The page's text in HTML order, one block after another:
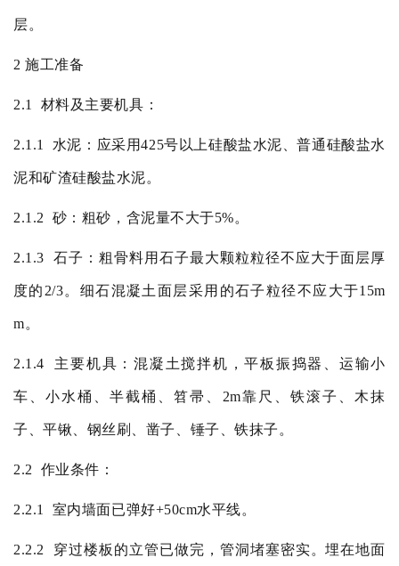
层。
2施工准备
2.1 材料及主要机具：
2.1.1 水泥：应采用425号以上硅酸盐水泥、普通硅酸盐水
泥和矿渣硅酸盐水泥。
2.1.2 砂：粗砂，含泥量不大于5%。
2.1.3 石子：粗骨料用石子最大颗粒粒径不应大于面层厚
度的 2/3。细石混凝土面层采用的石子粒径不应大于15m
m。
2.1.4 主要机具：混凝土搅拌机，平板振捣器、运输小
车、小水桶、半截桶、笤帚、 2m靠尺、铁滚子、木抹
子、平锹、钢丝刷、凿子、锤子、铁抹子。
2.2 作业条件：
2.2.1 室内墙面已弹好+50cm水平线。
2.2.2 穿过楼板的立管已做完，管洞堵塞密实。埋在地面